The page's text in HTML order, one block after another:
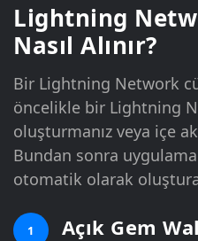
Lightning
Nasıl Alınır?
Bir Lightning Network
öncelikle bir Lightning
oluşturmanız veya içe
Bundan sonra
otomatik olarak
1 Açık Gem